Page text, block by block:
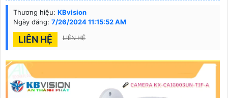
Thương hiệu: KBvision
Ngày đăng: 7/26/2024 11:15:52 AM
LIÊN HỆ LIÊN HỆ